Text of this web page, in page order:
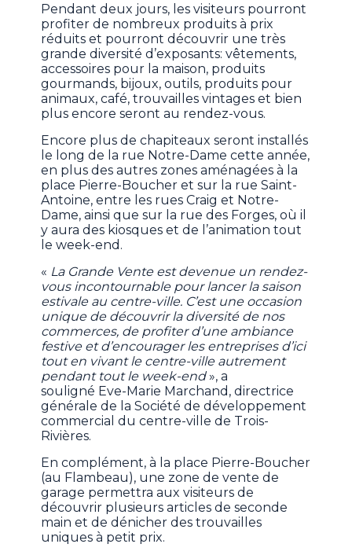
Pendant deux jours, les visiteurs pourront
profiter de nombreux produits à prix
réduits et pourront découvrir une très
grande diversité d’exposants: vêtements,
accessoires pour la maison, produits
gourmands, bijoux, outils, produits pour
animaux, café, trouvailles vintages et bien
plus encore seront au rendez-vous.
Encore plus de chapiteaux seront installés
le long de la rue Notre-Dame cette année,
en plus des autres zones aménagées à la
place Pierre-Boucher et sur la rue Saint-
Antoine, entre les rues Craig et Notre-
Dame, ainsi que sur la rue des Forges, où il
y aura des kiosques et de l’animation tout
le week-end.
« La Grande Vente est devenue un rendez-
vous incontournable pour lancer la saison
estivale au centre-ville. C’est une occasion
unique de découvrir la diversité de nos
commerces, de profiter d’une ambiance
festive et d’encourager les entreprises d’ici
tout en vivant le centre-ville autrement
pendant tout le week-end», a
souligné Eve-Marie Marchand, directrice
générale de la Société de développement
commercial du centre-ville de Trois-
Rivières.
En complément, à la place Pierre-Boucher
(au Flambeau), une zone de vente de
garage permettra aux visiteurs de
découvrir plusieurs articles de seconde
main et de dénicher des trouvailles
uniques à petit prix.